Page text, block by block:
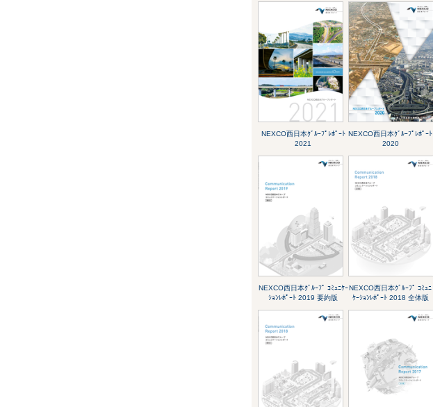
NEXCO西日本ｸﾞﾙｰﾌﾟﾚﾎﾟｰﾄ
2021
NEXCO西日本ｸﾞﾙｰﾌﾟﾚﾎﾟｰﾄ
2020
NEXCO西日本ｸﾞﾙｰﾌﾟ ｺﾐｭﾆｹｰ
ｼｮﾝﾚﾎﾟｰﾄ 2019 要約版
NEXCO西日本ｸﾞﾙｰﾌﾟ ｺﾐｭﾆ
ｹｰｼｮﾝﾚﾎﾟｰﾄ 2018 全体版